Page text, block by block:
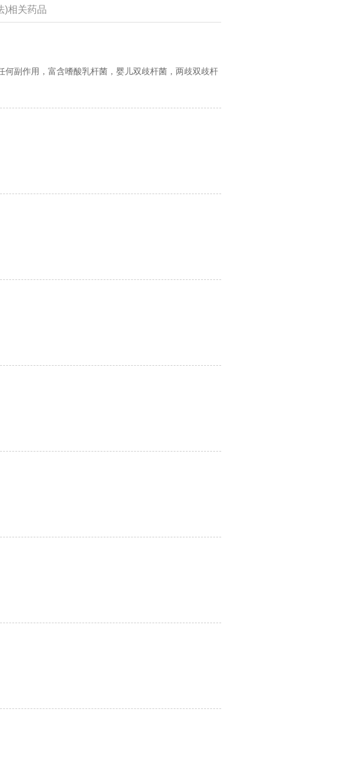
)相关药品
副作用，富含嗜酸乳杆菌，婴儿双歧杆菌，两歧双歧杆